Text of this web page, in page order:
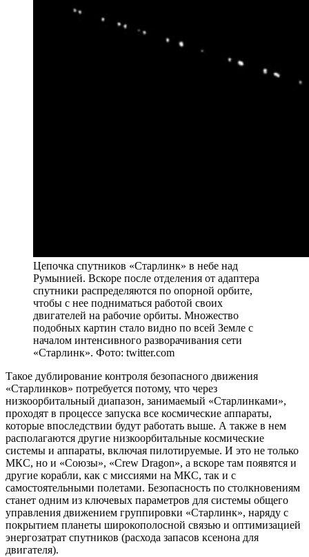
Цепочка спутников «Старлинк» в небе над
Румынией. Вскоре после отделения от адаптера
спутники распределяются по опорной орбите,
чтобы с нее подниматься работой своих
двигателей на рабочие орбиты. Множество
подобных картин стало видно по всей Земле с
началом интенсивного разворачивания сети
«Старлинк». Фото: twitter.com
Такое дублирование контроля безопасного движения
«Старлинков» потребуется потому, что через
низкоорбитальный диапазон, занимаемый «Старлинками»,
проходят в процессе запуска все космические аппараты,
которые впоследствии будут работать выше. А также в нем
располагаются другие низкоорбитальные космические
системы и аппараты, включая пилотируемые. И это не только
МКС, но и «Союзы», «Crew Dragon», а вскоре там появятся и
другие корабли, как с миссиями на МКС, так и с
самостоятельными полетами. Безопасность по столкновениям
станет одним из ключевых параметров для системы общего
управления движением группировки «Старлинк», наряду с
покрытием планеты широкополосной связью и оптимизацией
энергозатрат спутников (расхода запасов ксенона для
двигателя).